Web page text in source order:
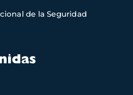
de la Seguridad